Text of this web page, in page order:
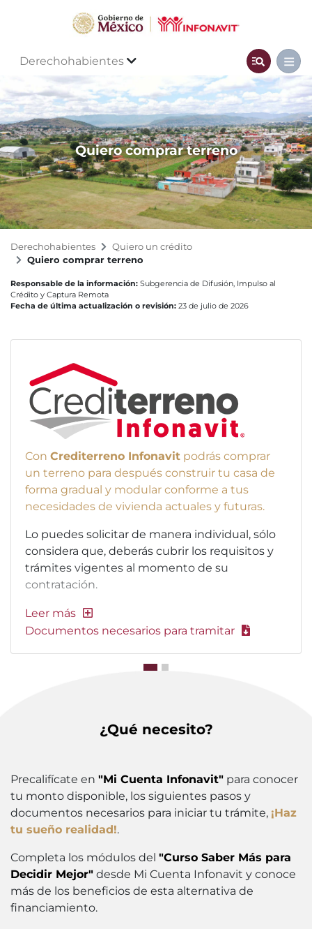
Derechohabientes
Quiero comprar terreno
Derechohabientes
Quiero un crédito
Quiero comprar terreno
Responsable de la información: Subgerencia de Difusión, Impulso al
Crédito y Captura Remota
Fecha de última actualización o revisión: 23 de julio de 2026
Con Crediterreno Infonavit podrás comprar
un terreno para después construir tu casa de
forma gradual y modular conforme a tus
necesidades de vivienda actuales y futuras.
Lo puedes solicitar de manera individual, sólo
considera que, deberás cubrir los requisitos y
trámites vigentes al momento de su
contratación.
Documentos necesarios para tramitar
¿Qué necesito?
Precalifícate en "Mi Cuenta Infonavit" para conocer
tu monto disponible, los siguientes pasos y
documentos necesarios para iniciar tu trámite, ¡Haz
tu sueño realidad!.
Completa los módulos del "Curso Saber Más para
Decidir Mejor" desde Mi Cuenta Infonavit y conoce
más de los beneficios de esta alternativa de
financiamiento.